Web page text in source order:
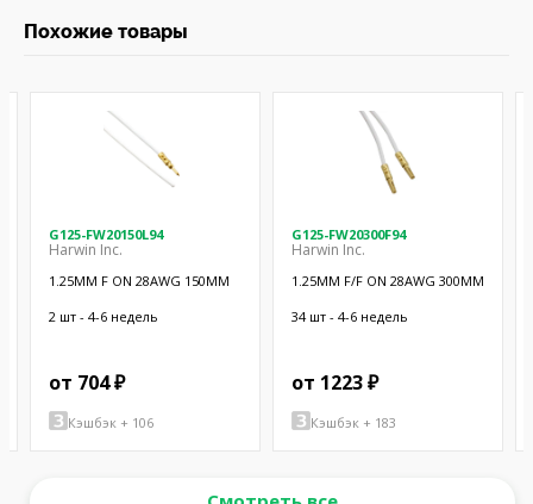
Похожие товары
G125-FW20150L94
Harwin Inc.
1.25MM F ON 28AWG 150MM
2 шт - 4-6 недель
от 704 ₽
Кэшбэк + 106
G125-FW20300F94
Harwin Inc.
1.25MM F/F ON 28AWG 300MM
34 шт - 4-6 недель
от 1223 ₽
Кэшбэк + 183